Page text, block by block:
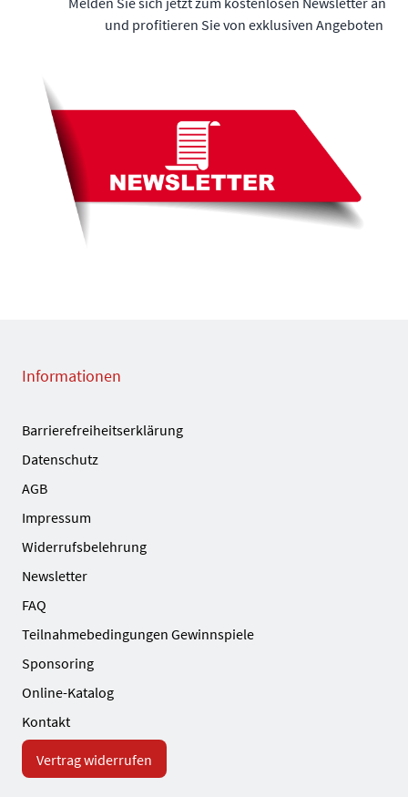
und profitieren Sie von exklusiven Angeboten
Informationen
Barrierefreiheitserklärung
Datenschutz
AGB
Impressum
Widerrufsbelehrung
Newsletter
FAQ
Teilnahmebedingungen Gewinnspiele
Sponsoring
Online-Katalog
Kontakt
Vertrag widerrufen